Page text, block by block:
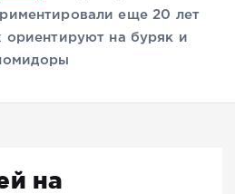
еще 20 лет
ориентируют на буряк и
на